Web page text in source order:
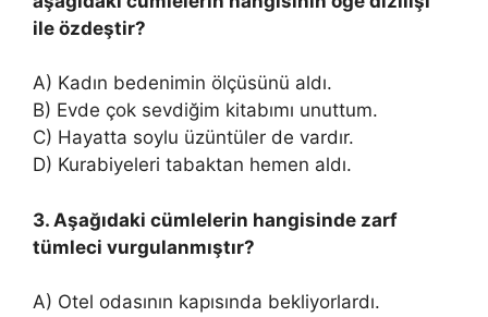
ile özdeştir?
A) Kadın bedenimin ölçüsünü aldı.
B) Evde çok sevdiğim kitabımı unuttum.
C) Hayatta soylu üzüntüler de vardır.
D) Kurabiyeleri tabaktan hemen aldı.
3. Aşağıdaki cümlelerin hangisinde zarf
tümleci vurgulanmıştır?
A) Otel odasının kapısında bekliyorlardı.